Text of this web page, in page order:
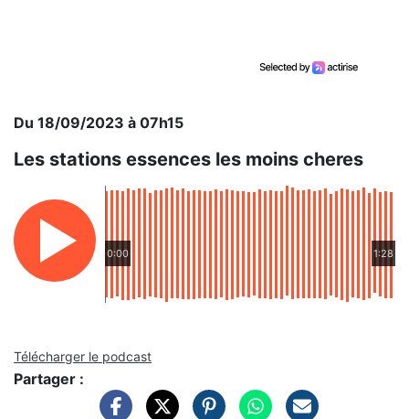
Du 18/09/2023 à 07h15
Les stations essences les moins cheres
0:00 1:28
Télécharger le podcast
Partager :